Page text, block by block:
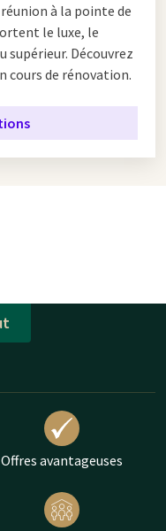
à la pointe de
le luxe, le
Découvrez
cours de rénovation.
Offres avantageuses